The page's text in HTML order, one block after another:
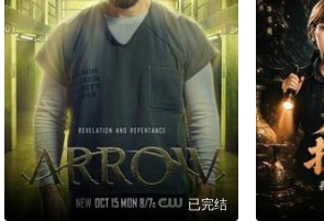
已完结